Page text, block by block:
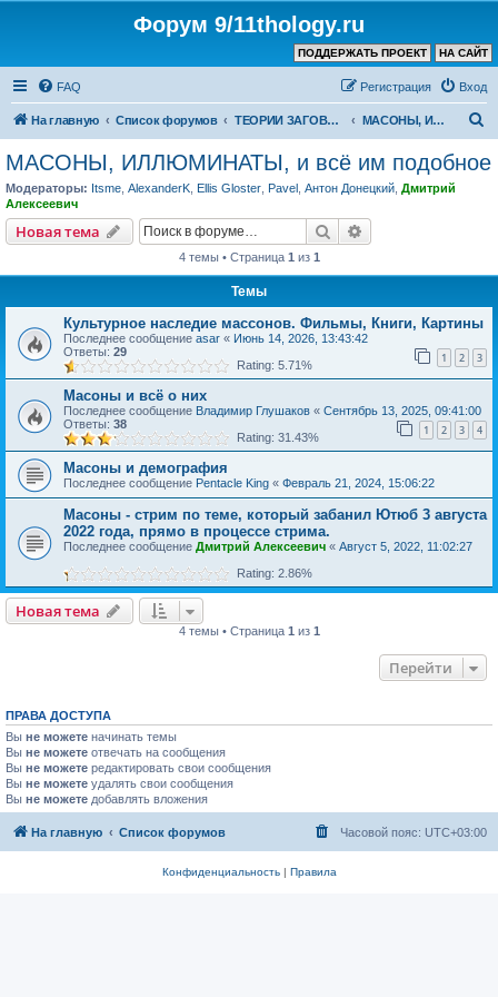
Форум 9/11thology.ru
НА САЙТ
ПОДДЕРЖАТЬ ПРОЕКТ
FAQ Вход
Регистрация
На главную Список форумов ТЕОРИИ ЗАГОВОРА (не связанные с 9/11) МАСОНЫ, ИЛЛЮМИНАТЫ, и всё им подобное
и
МАСОНЫ, ИЛЛЮМИНАТЫ, и всё им подобное
Модераторы: Itsme AlexanderK Ellis Gloster Pavel Антон Донецкий Дмитрий
Алексеевич
Новая тема Поиск
4 темы • Страница 1 из 1
Темы
Культурное наследие массонов. Фильмы, Книги, Картины
Последнее сообщение asar « Июнь 14, 2026, 13:43:42
Ответы: 29 1 2 3
Rating: 5.71%
Масоны и всё о них
Последнее сообщение Владимир Глушаков « Сентябрь 13, 2025, 09:41:00
Ответы: 38 1 2 3 4
Rating: 31.43%
Масоны и демография
Последнее сообщение Pentacle King « Февраль 21, 2024, 15:06:22
Масоны - стрим по теме, который забанил Ютюб 3 августа
2022 года, прямо в процессе стрима.
Последнее сообщение Дмитрий Алексеевич « Август 5, 2022, 11:02:27
Rating: 2.86%
Новая тема
4 темы • Страница 1 из 1
Перейти
ПРАВА ДОСТУПА
Вы не можете начинать темы
Вы не можете отвечать на сообщения
Вы не можете редактировать свои сообщения
Вы не можете удалять свои сообщения
Вы не можете добавлять вложения
На главную Список форумов Часовой пояс: UTC+03:00
Конфиденциальность| Правила